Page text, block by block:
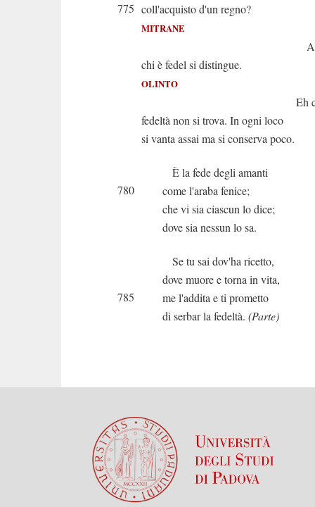
775 coll'acquisto d'un regno?
MITRANE
A queste
chi è fedel si distingue.
OLINTO
Eh che in
fedeltà non si trova. In ogni loco
si vanta assai ma si conserva poco.
È la fede degli amanti
780
come l'araba fenice;
che vi sia ciascun lo dice;
dove sia nessun lo sa.
Se tu sai dov'ha ricetto,
dove muore e torna in vita,
785
me l'addita e ti prometto
di serbar la fedeltà. (Parte)